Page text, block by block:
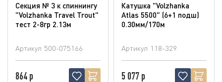
Секция № 3 к спиннингу
"Volzhanka Travel Trout"
тест 2-8гр 2.13м
Артикул 500-075166
864 р
Катушка "Volzhanka
Atlas 5500" (6+1 подш)
0.30мм/170м
Артикул 118-329
5 077 р